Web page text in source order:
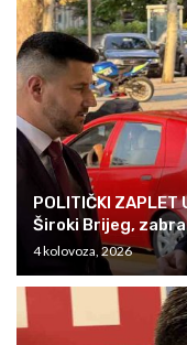
POLITIČKI
Široki Brijeg,
4 kolovoza, 2026